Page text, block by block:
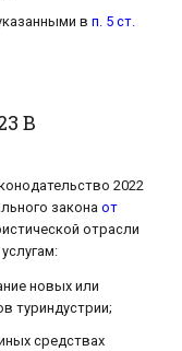
в п. 5 ст.
В
2022
закона от
отрасли
новых или
туриндустрии;
средствах